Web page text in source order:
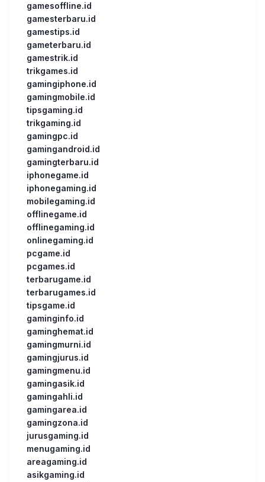
gamesoffline.id
gamesterbaru.id
gamestips.id
gameterbaru.id
gamestrik.id
trikgames.id
gamingiphone.id
gamingmobile.id
tipsgaming.id
trikgaming.id
gamingpc.id
gamingandroid.id
gamingterbaru.id
iphonegame.id
iphonegaming.id
mobilegaming.id
offlinegame.id
offlinegaming.id
onlinegaming.id
pcgame.id
pcgames.id
terbarugame.id
terbarugames.id
tipsgame.id
gaminginfo.id
gaminghemat.id
gamingmurni.id
gamingjurus.id
gamingmenu.id
gamingasik.id
gamingahli.id
gamingarea.id
gamingzona.id
jurusgaming.id
menugaming.id
areagaming.id
asikgaming.id